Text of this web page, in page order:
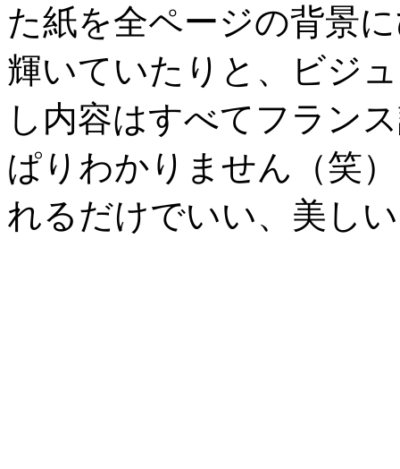
た紙を全ページの背景
輝いていたりと、ビジ
し内容はすべてフラン
ぱりわかりません（笑
れるだけでいい、美し